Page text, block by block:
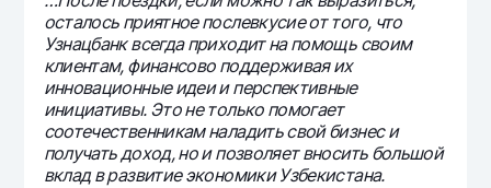
осталось приятное послевкусие от того, что
Узнацбанк всегда приходит на помощь своим
клиентам, финансово поддерживая их
инновационные идеи и перспективные
инициативы. Это не только помогает
соотечественникам наладить свой бизнес и
получать доход, но и позволяет вносить большой
вклад в развитие экономики Узбекистана.